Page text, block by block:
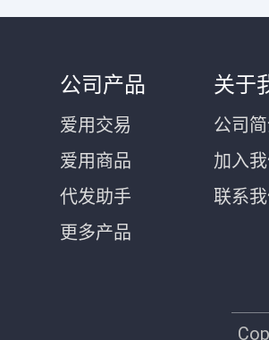
公司产品
爱用交易
爱用商品
代发助手
更多产品
关于
公司
加入
联系